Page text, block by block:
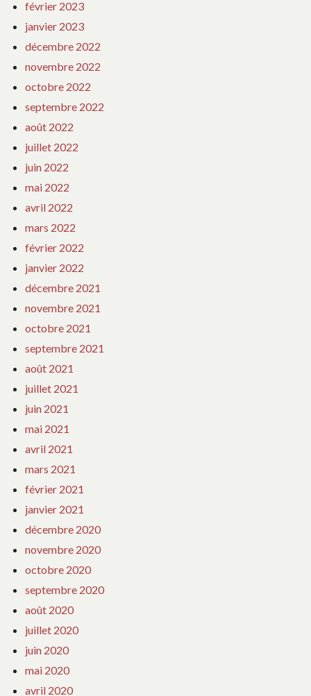
février 2023
janvier 2023
décembre 2022
novembre 2022
octobre 2022
septembre 2022
août 2022
juillet 2022
juin 2022
mai 2022
avril 2022
mars 2022
février 2022
janvier 2022
décembre 2021
novembre 2021
octobre 2021
septembre 2021
août 2021
juillet 2021
juin 2021
mai 2021
avril 2021
mars 2021
février 2021
janvier 2021
décembre 2020
novembre 2020
octobre 2020
septembre 2020
août 2020
juillet 2020
juin 2020
mai 2020
avril 2020